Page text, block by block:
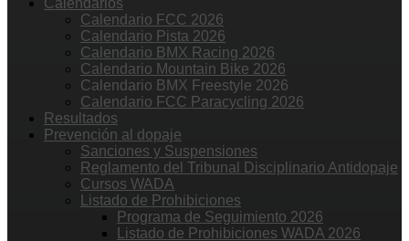
Calendario FCC 2026
Calendario Pista 2026
Calendario BMX Racing 2026
Calendario Mountain Bike 2026
Calendario BMX Freestyle 2026
Calendario FCC Paracycling 2026
Resultados
Prevención al dopaje
Sanciones y Suspensiones
Reglamento del Tribunal Disciplinario Antidopaje
Cursos WADA
Listado de Prohibiciones
Programa de Seguimiento 2026
Listado de Prohibiciones WADA 2026